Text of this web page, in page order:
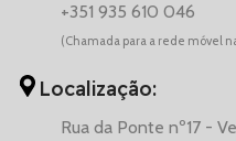
+351 935 610 046
(Chamada para a rede móvel
Localização:
Rua da Ponte nº17 -